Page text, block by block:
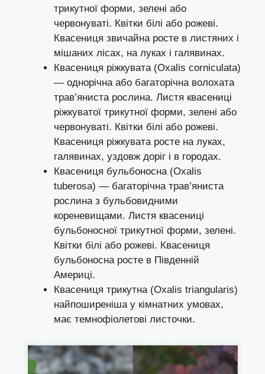
трикутної форми, зелені або
червонуваті. Квітки білі або рожеві.
Квасениця звичайна росте в листяних і
мішаних лісах, на луках і галявинах.
Квасениця ріжкувата (Oxalis corniculata)
— однорічна або багаторічна волохата
трав’яниста рослина. Листя квасениці
ріжкуватої трикутної форми, зелені або
червонуваті. Квітки білі або рожеві.
Квасениця ріжкувата росте на луках,
галявинах, уздовж доріг і в городах.
Квасениця бульбоносна (Oxalis
tuberosa) — багаторічна трав’яниста
рослина з бульбовидними
кореневищами. Листя квасениці
бульбоносної трикутної форми, зелені.
Квітки білі або рожеві. Квасениця
бульбоносна росте в Південній
Америці.
Квасениця трикутна (Oxalis triangularis)
найпоширеніша у кімнатних умовах,
має темнофіолетові листочки.